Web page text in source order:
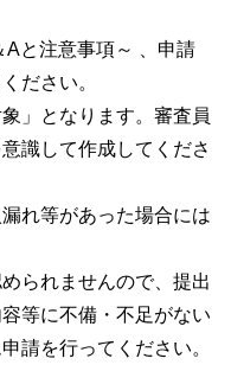
と注意事項～ 、申請
ださい。
」となります。審査員
識して作成してくださ
れ等があった場合には
られませんので、提出
等に不備・不足がない
請を行ってください。